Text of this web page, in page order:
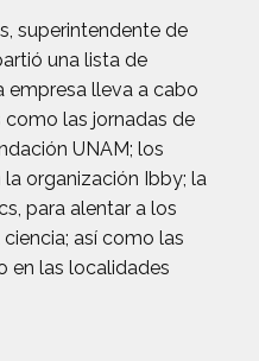
superintendente de
una lista de
empresa lleva a cabo
las jornadas de
UNAM; los
organización Ibby; la
para alentar a los
así como las
en las localidades